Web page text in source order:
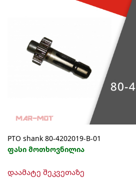
PTO shank 80-4202019-B-01
ფასი მოთხოვნილია
დაამატე შეკვეთაზე